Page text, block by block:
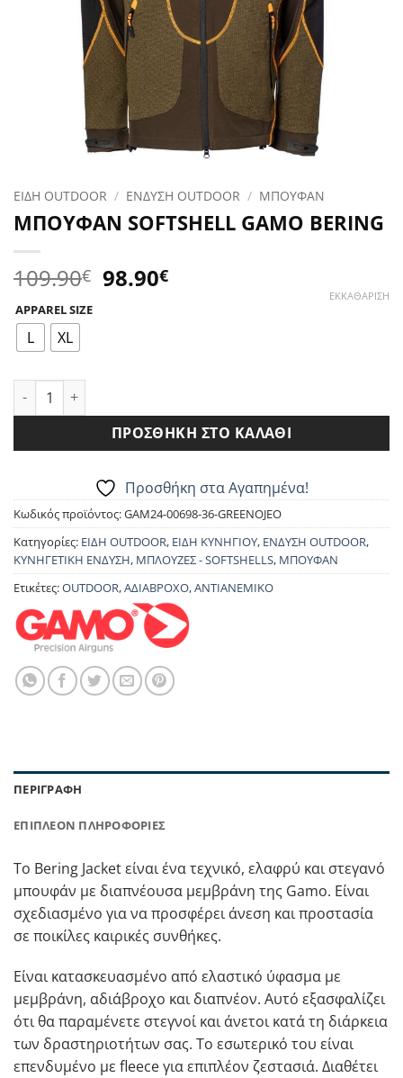
ΕΙΔΗ OUTDOOR / ΕΝΔΥΣΗ OUTDOOR / ΜΠΟΥΦΑΝ
ΜΠΟΥΦΑΝ SOFTSHELL GAMO BERING
109.90€ Original
98.90€Η
APPAREL SIZE
L XL
ΕΚΚΑΘΆΡΙΣΗ
ΜΠΟΥΦΑΝ SOFTSHELL GAMO BERING ποσότητα
ΠΡΟΣΘΉΚΗ ΣΤΟ ΚΑΛΆΘΙ
Προσθήκη στα Αγαπημένα!
Κωδικός προϊόντος:GAM24-00698-36-GREENOJEO
Κατηγορίες: ΕΙΔΗ OUTDOOR, ΕΙΔΗ ΚΥΝΗΓΙΟΥ, ΕΝΔΥΣΗ OUTDOOR,
ΚΥΝΗΓΕΤΙΚΗ ΕΝΔΥΣΗ, ΜΠΛΟΥΖΕΣ - SOFTSHELLS, ΜΠΟΥΦΑΝ
Ετικέτες:OUTDOOR,ΑΔΙΑΒΡΟΧΟ,ΑΝΤΙΑΝΕΜΙΚΟ
ΠΕΡΙΓΡΑΦΉ
ΕΠΙΠΛΈΟΝ ΠΛΗΡΟΦΟΡΊΕΣ
Το Bering Jacket είναι ένα τεχνικό, ελαφρύ και στεγανό
μπουφάν με διαπνέουσα μεμβράνη της Gamo. Είναι
σχεδιασμένο για να προσφέρει άνεση και προστασία
σε ποικίλες καιρικές συνθήκες.
Είναι κατασκευασμένο από ελαστικό ύφασμα με
μεμβράνη, αδιάβροχο και διαπνέον. Αυτό εξασφαλίζει
ότι θα παραμένετε στεγνοί και άνετοι κατά τη διάρκεια
των δραστηριοτήτων σας. Το εσωτερικό του είναι
επενδυμένο με fleece για επιπλέον ζεστασιά. Διαθέτει